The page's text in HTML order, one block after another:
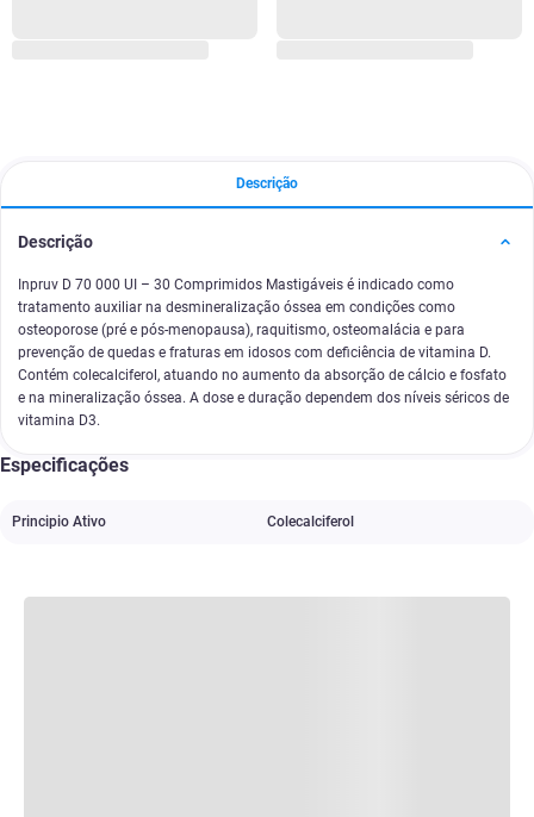
Descrição
Descrição
Inpruv D 70 000 UI – 30 Comprimidos Mastigáveis é indicado como
tratamento auxiliar na desmineralização óssea em condições como
osteoporose (pré e pós-menopausa), raquitismo, osteomalácia e para
prevenção de quedas e fraturas em idosos com deficiência de vitamina D.
Contém colecalciferol, atuando no aumento da absorção de cálcio e fosfato
e na mineralização óssea. A dose e duração dependem dos níveis séricos de
vitamina D3.
Especificações
Principio Ativo Colecalciferol